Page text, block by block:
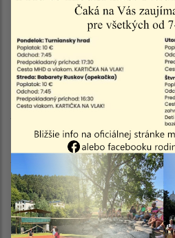
Sadzobník úhrad za
uverejnenú v
Krasňančan a
prenájom hnuteľných
Mestskej časti Košice
Pôdohospodárstvo
Stavebná správa
Poplatky v zmysle §